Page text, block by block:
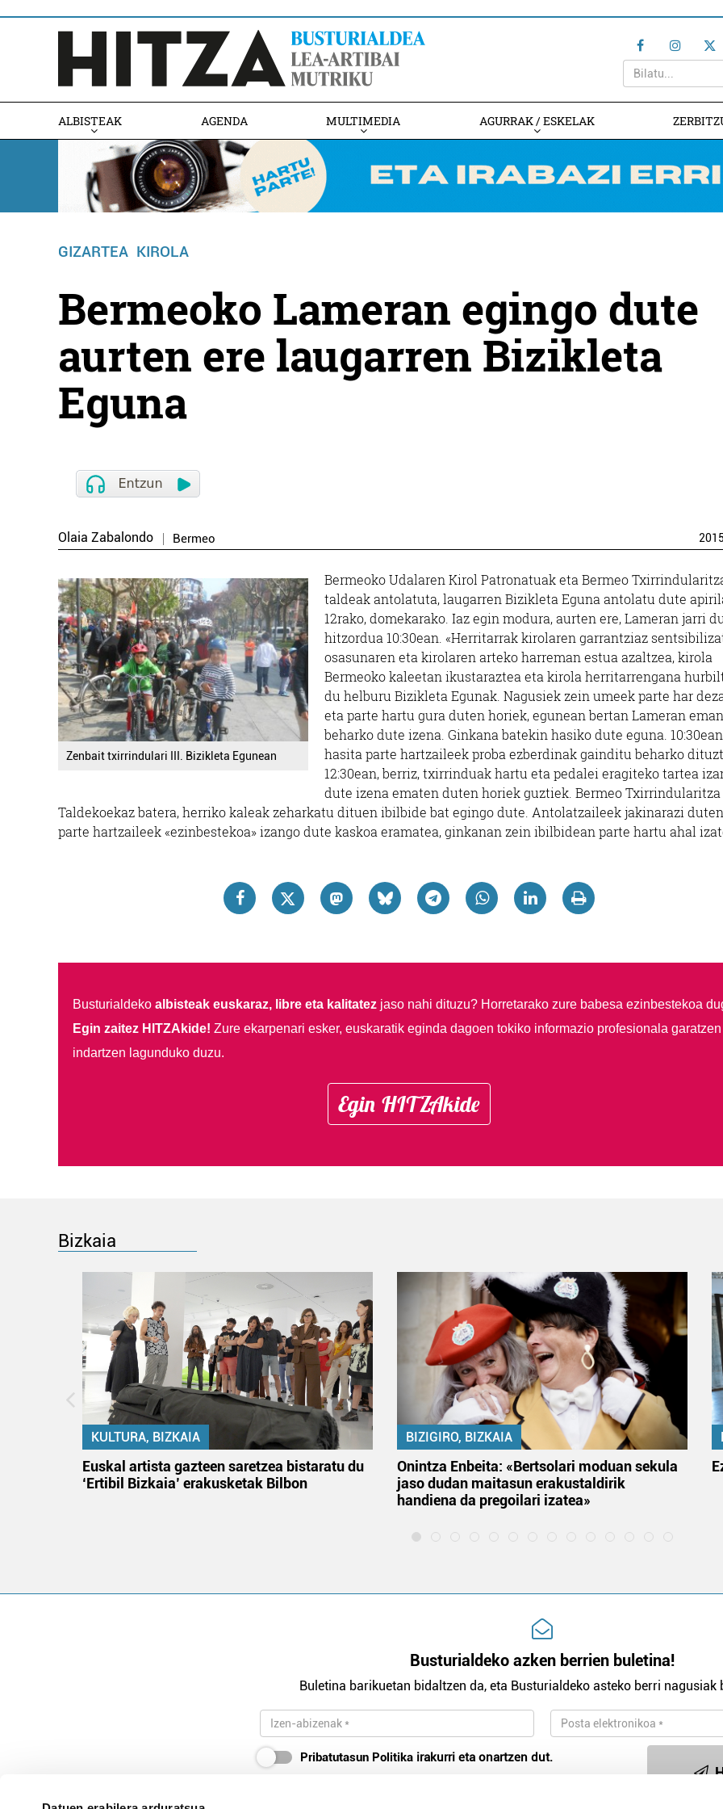
ALBISTEAK AGENDA MULTIMEDIA AGURRAK / ESKELAK
GIZARTEA KIROLA
Bermeoko Lameran egingo dute
aurten ere laugarren Bizikleta
Eguna
Olaia Zabalondo Bermeo 2015
Zenbait txirrindulari III. Bizikleta Egunean
Bermeoko Udalaren Kirol Patronatuak eta Bermeo
taldeak antolatuta, laugarren Bizikleta Eguna antolatu dute
12rako, domekarako. Iaz egin modura, aurten ere, Lameran jarri
hitzordua 10:30ean. «Herritarrak kirolaren garrantziaz
osasunaren eta kirolaren arteko harreman estua azaltzea, kirola
Bermeoko kaleetan ikustaraztea eta kirola herritarrengana
du helburu Bizikleta Egunak. Nagusiek zein umeek parte har
eta parte hartu gura duten horiek, egunean bertan Lameran eman
beharko dute izena. Ginkana batekin hasiko dute eguna. 10:30ean
hasita parte hartzaileek proba ezberdinak gainditu beharko
12:30ean, berriz, txirrinduak hartu eta pedalei eragiteko tartea
dute izena ematen duten horiek guztiek. Bermeo Txirrindularitza
Taldekoekaz batera, herriko kaleak zeharkatu dituen ibilbide bat egingo dute. Antolatzaileek jakinarazi
parte hartzaileek «ezinbestekoa» izango dute kaskoa eramatea, ginkanan zein ibilbidean parte hartu ahal
Busturialdeko albisteak euskaraz, libre eta kalitatezjaso nahi dituzu? Horretarako zure babesa ezinbestekoa
Egin zaitez HITZAkide! Zure ekarpenari esker, euskaratik eginda dagoen tokiko informazio profesionala garatzen
indartzen lagunduko duzu.
Egin HITZAkide
Bizkaia
KULTURA, BIZKAIA
Euskal artista gazteen saretzea bistaratu du
‘Ertibil Bizkaia’ erakusketak Bilbon
BIZIGIRO, BIZKAIA
Onintza Enbeita: «Bertsolari moduan sekula
jaso dudan maitasun erakustaldirik
handiena da pregoilari izatea»
Busturialdeko azken berrien buletina!
Buletina barikuetan bidaltzen da, eta Busturialdeko asteko berri nagusiak
Pribatutasun Politika irakurri eta onartzen dut.